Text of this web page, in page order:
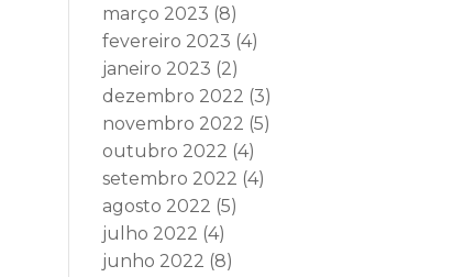
março 2023 (8)
fevereiro 2023 (4)
janeiro 2023 (2)
dezembro 2022 (3)
novembro 2022 (5)
outubro 2022 (4)
setembro 2022 (4)
agosto 2022 (5)
julho 2022 (4)
junho 2022 (8)